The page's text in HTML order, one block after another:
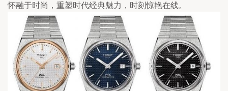
怀融于时尚，重塑时代经典魅力，时刻惊艳在线。